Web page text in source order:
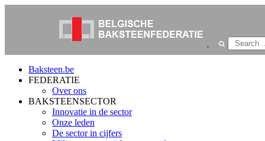
Baksteen.be
FEDERATIE
Over ons
BAKSTEENSECTOR
Innovatie in de sector
Onze leden
De sector in cijfers